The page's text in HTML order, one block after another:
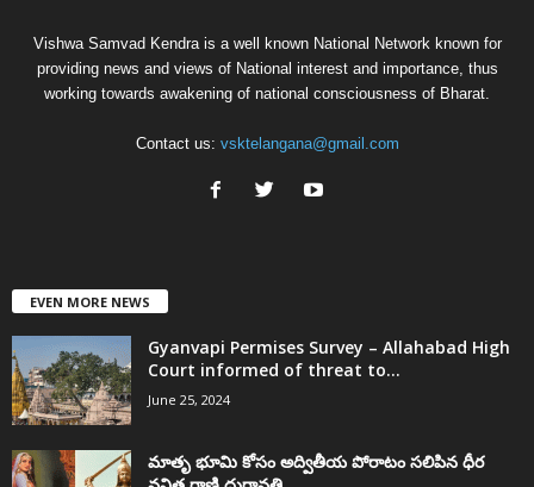
Vishwa Samvad Kendra is a well known National Network known for
providing news and views of National interest and importance, thus
working towards awakening of national consciousness of Bharat.
Contact us: vsktelangana@gmail.com
EVEN MORE NEWS
Gyanvapi Permises Survey – Allahabad High
Court informed of threat to...
June 25, 2024
మాతృ భూమి కోసం అద్వితీయ పోరాటం సలిపిన ధీర